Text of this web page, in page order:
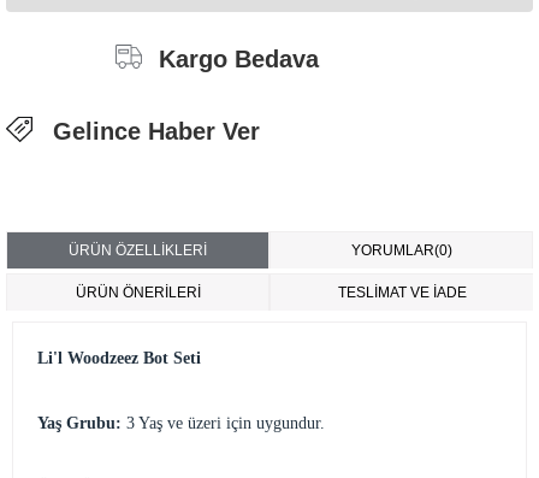
Kargo Bedava
Gelince Haber Ver
ÜRÜN ÖZELLIKLERI YORUMLAR(0)
ÜRÜN ÖNERILERI TESLİMAT VE İADE
Li'l Woodzeez Bot Seti
Yaş Grubu: 3 Yaş ve üzeri için uygundur.